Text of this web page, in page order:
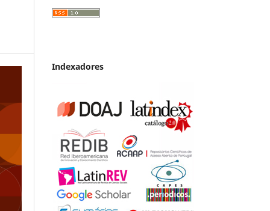
Indexadores